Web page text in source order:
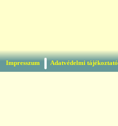
Impresszum Adatvédelmi tájékoztató